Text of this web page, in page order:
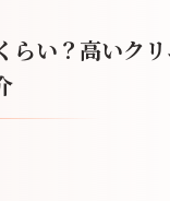
らい？高いク